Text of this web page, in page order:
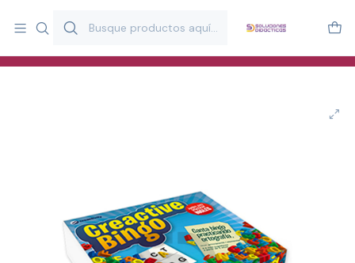
y estimulación infantil en Chile.
Especialistas en recursos educativos para aulas, terapeutas y